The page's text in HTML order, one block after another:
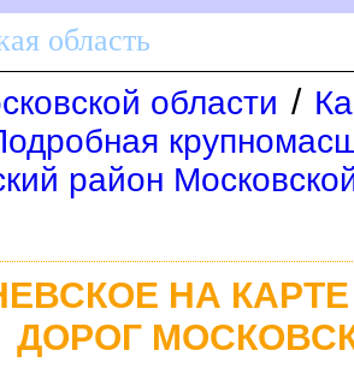
область
области /
район
НА
ДОРОГ